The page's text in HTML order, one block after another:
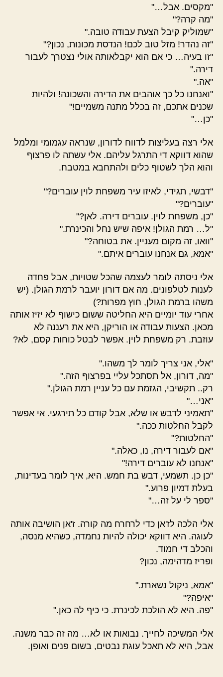
"מקסים. אבל…"
"מה קרה?"
"שמוליק קיבל הצעת עבודה טובה."
"זה נהדר! מזל טוב לכם! הנדסת מכונות, נכון?"
"זו בעיה… כי אם הוא יקבלאותה אולי נצטרך לעבור
דירה."
"אה."
"ואנחנו כל כך אוהבים את הדירה והשכונה! ולהיות
שכנים אתכם, זה בכלל מתנה משמיים!"
"כן…"
אלי רצה בעליצות לדווח לדורון, שנראה עגמומי ומלמל
שהוא דווקא די התרגל עליהם. אלי עשתה לו פרצוף
והוא הלך לשטוף כלים ולהתחבא במטבח.
"דבשי, תגידי, לאיזו עיר משפחת לוין עוברים?"
"עוברים?"
"כן, משפחת לוין. עוברים דירה. לאן?"
"ל… רמת הגולן! איפה שיש נחל והכינרת."
"וואו, זה מקום מעניין. את בטוחה?"
"אמא, גם אנחנו עוברים איתם."
אלי ניסתה לומר לעצמה שהכל שטויות, אבל פחדה
לענות לטלפונים. מה אם דורון יועבר לרמת הגולן. (יש
משהו ברמת הגולן, חוץ מפרות?)
אחרי עוד יומיים היא החליטה ששום כישוף לא יזיז אותה
מכאן. הצעות עבודה או הוריקן, היא את רעננה לא
עוזבת. רק משפחת לוין. אפשר לבטל כוחות קסם, לא?
"אלי, אני צריך לומר לך משהו."
"מה, דורון, אל תסתכל עליי בפרצוף הזה."
רק.. תקשיבי, הגזמת עם כל עניין רמת הגולן."
"אני…"
"תאמיני לדבש או שלא, אבל קודם כל תירגעי. אי אפשר
לקבל החלטות ככה."
"החלטות?"
"אם לעבור דירה, נו, כאלה."
"אנחנו לא עוברים דירה!"
"כן כן. תשמעי, דבש בת חמש. היא, איך לומר בעדינות,
בעלת דמיון פרוע."
"ספר לי על זה…"
אלי הלכה לז'אן כדי לרחרח מה קורה. ז'אן הושיבה אותה
לעוגה. היא דווקא יכולה להיות נחמדה, כשהיא מנסה,
והכלב די חמוד.
ופריז מדהימה, נכון?
"אמא, ניקול נשארת."
"איפה?"
"פה. היא לא הולכת לכינרת. כי כיף לה כאן."
אלי המשיכה לחייך. נבואות או לא… מה זה כבר משנה.
אבל, היא לא תאכל עוגת נבטים, בשום פנים ואופן.